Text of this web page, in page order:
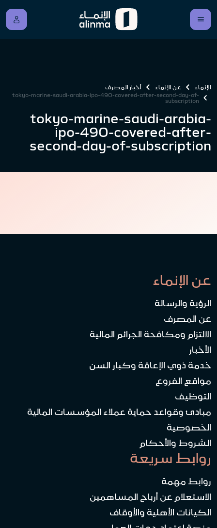
الإنماء عن الإنماء
أخبار المصرف
tokyo-marine-saudi-arabia-ipo-490-covered-after-second-day-of-
subscription
tokyo-marine-saudi-arabia-
ipo-490-covered-after-
second-day-of-subscription
عن الإنماء
الرؤية والرسالة
عن المصرف
الالتزام ومكافحة الجرائم المالية
الأخبار
خدمة ذوي الإعاقة وكبار السن
مواقع الفروع
التوظيف
مبادئ وقواعد حماية عملاء المؤسسات المالية
الخصوصية
الشروط والأحكام
روابط سريعة
روابط مهمة
الاستعلام عن أرباح المساهمين
الكيانات الأهلية والأوقاف